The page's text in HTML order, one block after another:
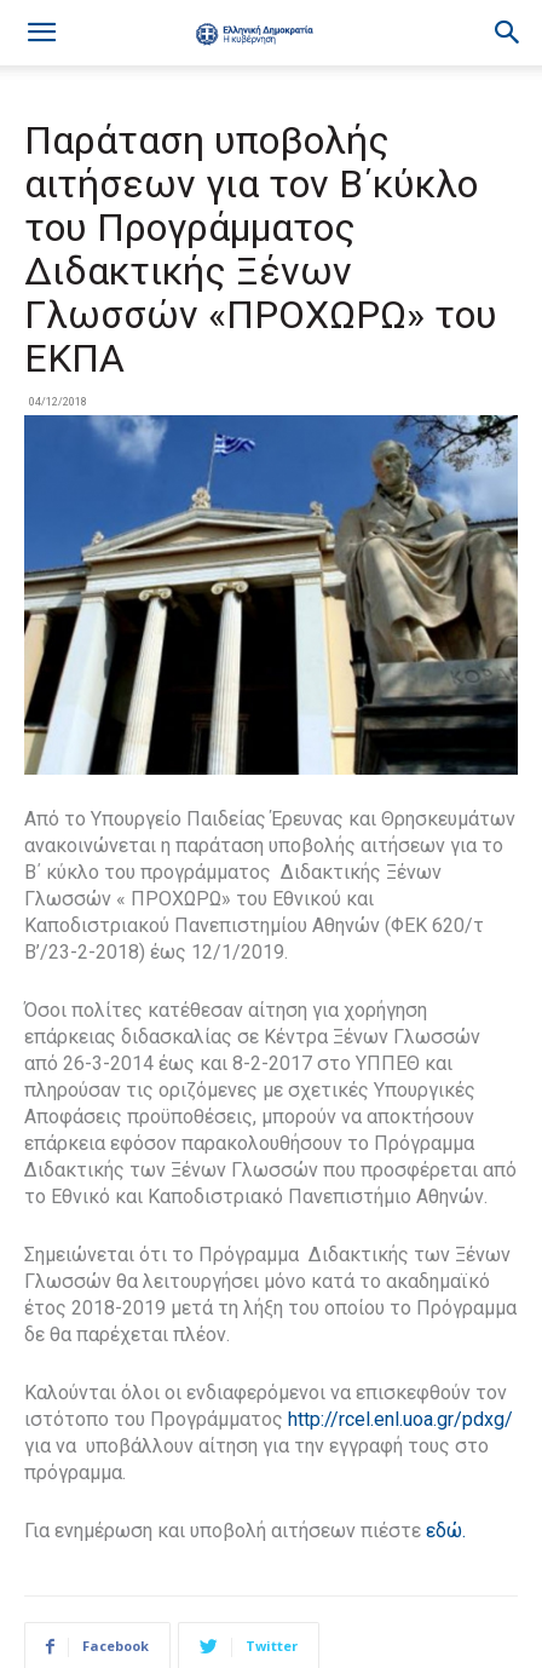
Παράταση υποβολής
αιτήσεων για τον Β΄κύκλο
του Προγράμματος
Διδακτικής Ξένων
Γλωσσών «ΠΡΟΧΩΡΩ» του
ΕΚΠΑ
04/12/2018
Από το Υπουργείο Παιδείας Έρευνας και Θρησκευμάτων
ανακοινώνεται η παράταση υποβολής αιτήσεων για το
Β΄ κύκλο του προγράμματος Διδακτικής Ξένων
Γλωσσών « ΠΡΟΧΩΡΩ» του Εθνικού και
Καποδιστριακού Πανεπιστημίου Αθηνών (ΦΕΚ 620/τ
Β’/23-2-2018) έως 12/1/2019.
Όσοι πολίτες κατέθεσαν αίτηση για χορήγηση
επάρκειας διδασκαλίας σε Κέντρα Ξένων Γλωσσών
από 26-3-2014 έως και 8-2-2017 στο ΥΠΠΕΘ και
πληρούσαν τις οριζόμενες με σχετικές Υπουργικές
Αποφάσεις προϋποθέσεις, μπορούν να αποκτήσουν
επάρκεια εφόσον παρακολουθήσουν το Πρόγραμμα
Διδακτικής των Ξένων Γλωσσών που προσφέρεται από
το Εθνικό και Καποδιστριακό Πανεπιστήμιο Αθηνών.
Σημειώνεται ότι το Πρόγραμμα Διδακτικής των Ξένων
Γλωσσών θα λειτουργήσει μόνο κατά το ακαδημαϊκό
έτος 2018-2019 μετά τη λήξη του οποίου το Πρόγραμμα
δε θα παρέχεται πλέον.
Καλούνται όλοι οι ενδιαφερόμενοι να επισκεφθούν τον
ιστότοπο του Προγράμματος http://rcel.enl.uoa.gr/pdxg/
για να υποβάλλουν αίτηση για την εγγραφή τους στο
πρόγραμμα.
Για ενημέρωση και υποβολή αιτήσεων πιέστε εδώ.
Facebook Twitter